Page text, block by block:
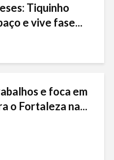
Tiquinho
e vive fase...
e foca em
o Fortaleza na...